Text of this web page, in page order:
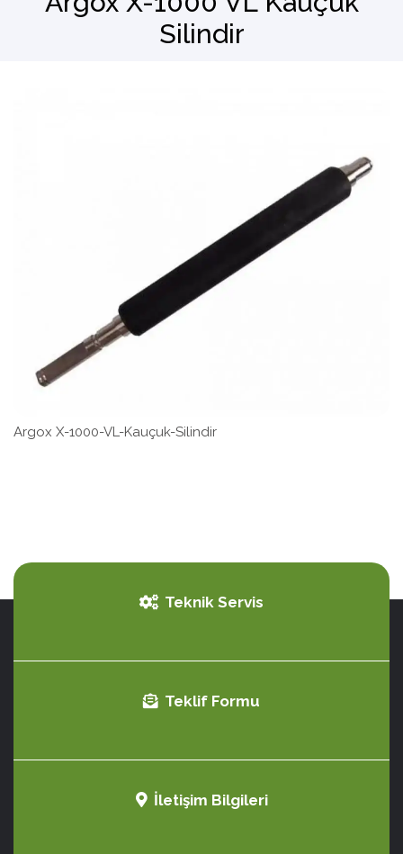
Silindir
Argox X-1000-VL-Kauçuk-Silindir
Teknik Servis
Teklif Formu
İletişim Bilgileri